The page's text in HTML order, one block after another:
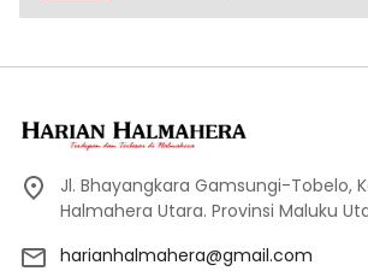
Jl. Bhayangkara Gamsungi-Tobelo,
Halmahera Utara. Provinsi Maluku
harianhalmahera@gmail.com